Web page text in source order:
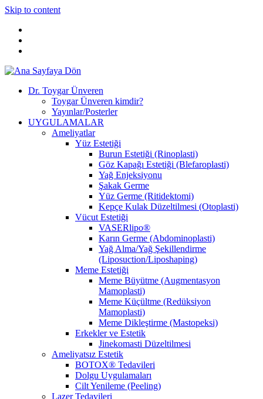
Skip to content
Dr. Toygar Ünveren
Toygar Ünveren kimdir?
Yayınlar/Posterler
UYGULAMALAR
Ameliyatlar
Yüz Estetiği
Burun Estetiği (Rinoplasti)
Göz Kapağı Estetiği (Blefaroplasti)
Yağ Enjeksiyonu
Şakak Germe
Yüz Germe (Ritidektomi)
Kepçe Kulak Düzeltilmesi (Otoplasti)
Vücut Estetiği
VASERlipo®
Karın Germe (Abdominoplasti)
Yağ Alma/Yağ Şekillendirme
(Liposuction/Liposhaping)
Meme Estetiği
Meme Büyütme (Augmentasyon
Mamoplasti)
Meme Küçültme (Redüksiyon
Mamoplasti)
Meme Dikleştirme (Mastopeksi)
Erkekler ve Estetik
Jinekomasti Düzeltilmesi
Ameliyatsız Estetik
BOTOX® Tedavileri
Dolgu Uygulamaları
Cilt Yenileme (Peeling)
Lazer Tedavileri